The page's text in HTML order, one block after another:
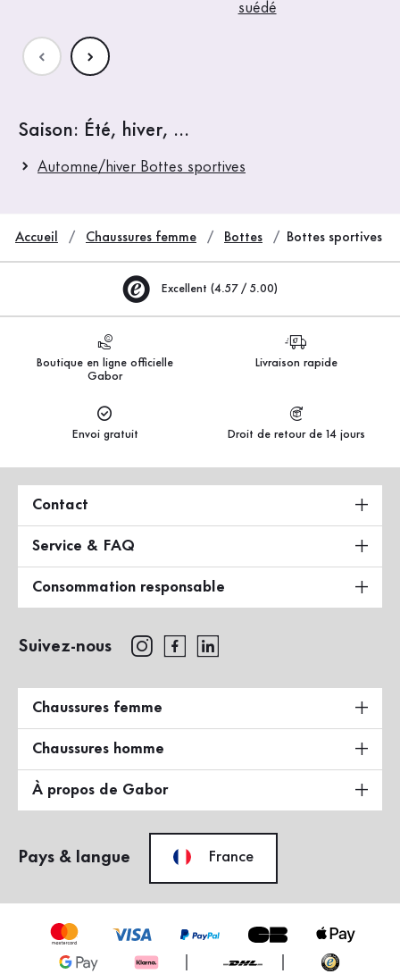
suédé
Saison: Été, hiver, ...
Automne/hiver Bottes sportives
Accueil Chaussures femme Bottes Bottes sportives
Excellent (4.57 / 5.00)
Boutique en ligne officielle
Gabor
Livraison rapide
Envoi gratuit Droit de retour de 14 jours
Contact
Service & FAQ
Consommation responsable
Suivez-nous
Chaussures femme
Chaussures homme
À propos de Gabor
Pays & langue France